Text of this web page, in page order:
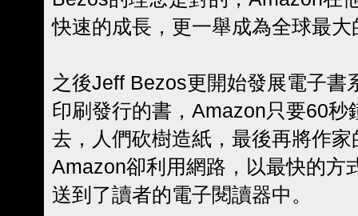
快速的成長，更一舉成為全球最
之後Jeff Bezos更開始發展電子書
印刷發行的書，Amazon只要60秒
去，人們砍樹造紙，最後再將作
Amazon卻利用網路，以最快的方
送到了讀者的電子閱讀器中。